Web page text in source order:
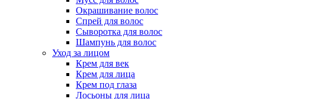
Окрашивание волос
Спрей для волос
Сыворотка для волос
Шампунь для волос
Уход за лицом
Крем для век
Крем для лица
Крем под глаза
Лосьоны для лица